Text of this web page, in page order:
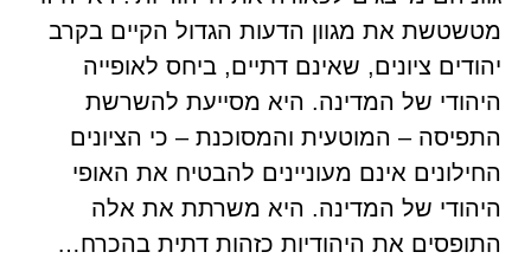
מטשטשת את מגוון הדעות הגדול הקיים בקרב
יהודים ציונים, שאינם דתיים, ביחס לאופייה
היהודי של המדינה. היא מסייעת להשרשת
התפיסה – המוטעית והמסוכנת – כי הציונים
החילונים אינם מעוניינים להבטיח את האופי
היהודי של המדינה. היא משרתת את אלה
התופסים את היהודיות כזהות דתית בהכרח…